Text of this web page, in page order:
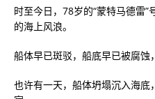
时至今日，78岁的“蒙特马德雷
的海上风浪。
船体早已斑驳，船底早已被腐蚀
也许有一天，船体坍塌沉入海